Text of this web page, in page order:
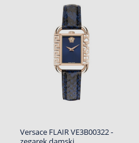
Versace FLAIR VE3B00322 -